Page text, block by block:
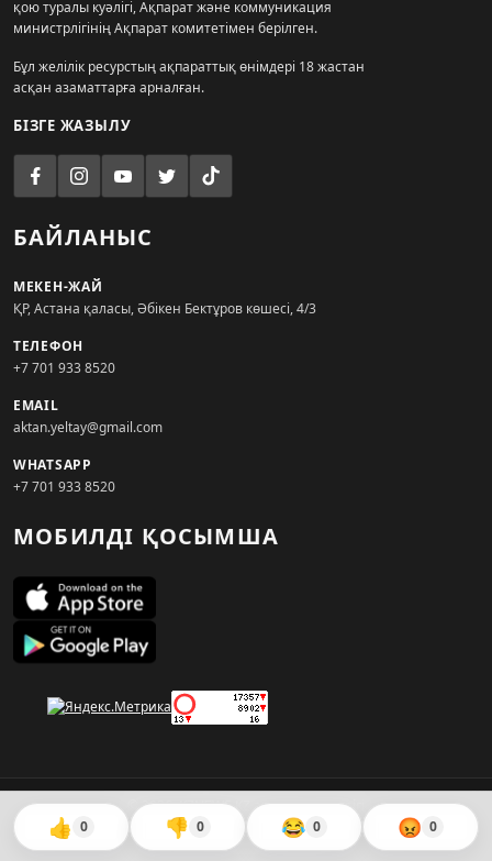
👍 0 👎 0 😂 0 😡 0
қою туралы куәлігі, Ақпарат және коммуникация
министрлігінің Ақпарат комитетімен берілген.
Бұл желілік ресурстың ақпараттық өнімдері 18 жастан
асқан азаматтарға арналған.
БІЗГЕ ЖАЗЫЛУ
БАЙЛАНЫС
МЕКЕН-ЖАЙ
ҚР, Астана қаласы, Әбікен Бектұров көшесі, 4/3
ТЕЛЕФОН
+7 701 933 8520
EMAIL
aktan.yeltay@gmail.com
WHATSAPP
+7 701 933 8520
МОБИЛДІ ҚОСЫМША
© 2026. KZNEWS.KZ ақпарат агенттігі
Сайтты жасаған
WebAudit